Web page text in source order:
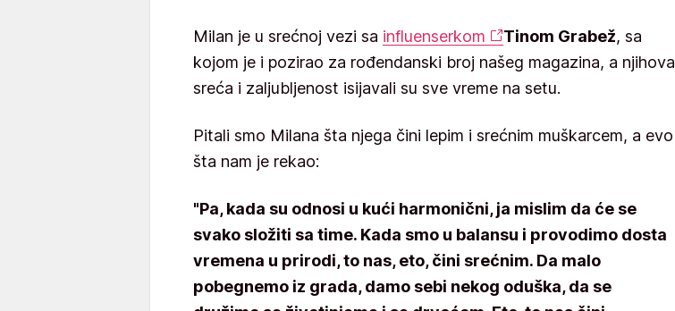
Milan je u srećnoj vezi sa influenserkom Tinom Grabež, sa
kojom je i pozirao za rođendanski broj našeg magazina, a njihova
sreća i zaljubljenost isijavali su sve vreme na setu.
Pitali smo Milana šta njega čini lepim i srećnim muškarcem, a evo
šta nam je rekao:
"Pa, kada su odnosi u kući harmonični, ja mislim da će se
svako složiti sa time. Kada smo u balansu i provodimo dosta
vremena u prirodi, to nas, eto, čini srećnim. Da malo
pobegnemo iz grada, damo sebi nekog oduška, da se